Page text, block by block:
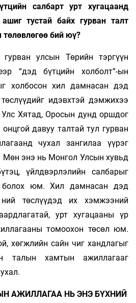
салбарт урт хугацаанд
тустай байх гурван талт
бий юү?
улсын Төрийн тэргүүн
“дэд бүтцийн холболт”-ын
холбосон хил дамнасан дэд
идэвхтэй дэмжихээ
Хятад, Оросын дунд оршдог
давуу талтай тул гурван
чухал зангилаа үүрэг
Мөн энэ нь Монгол Улсын хувьд
үйлдвэрлэлийн салбарыг
болох юм. Хил дамнасан дэд
төслүүдэд их хэмжээний
урт хугацааны үр
томоохон төсөл юм.
хөгжлийн сайн чиг хандлагыг
талын хамтын ажиллагааг
АЖИЛЛАГАА НЬ ЭНЭ БҮХНИЙ